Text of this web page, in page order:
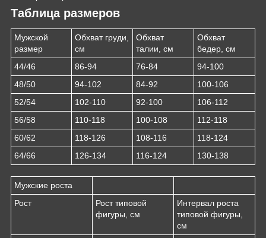
Таблица размеров
Мужской
размер
Обхват груди,
см
Обхват
талии, см
Обхват
бедер, см
44/46
86-94 76-84
94-100
48/50
94-102 84-92
100-106
52/54
102-110 92-100
106-112
56/58
110-118 100-108
112-118
60/62
118-126 108-116
118-124
64/66
126-134 116-124 130-138
Мужские роста
Рост
Рост типовой
фигуры, см
Интервал роста
типовой фигуры,
см